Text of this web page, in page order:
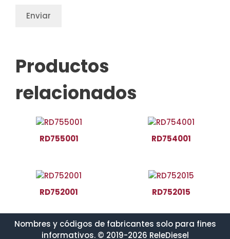
Productos
relacionados
RD755001 RD754001
RD752001 RD752015
Nombres y códigos de fabricantes solo para fines
informativos. © 2019-2026 ReleDiesel